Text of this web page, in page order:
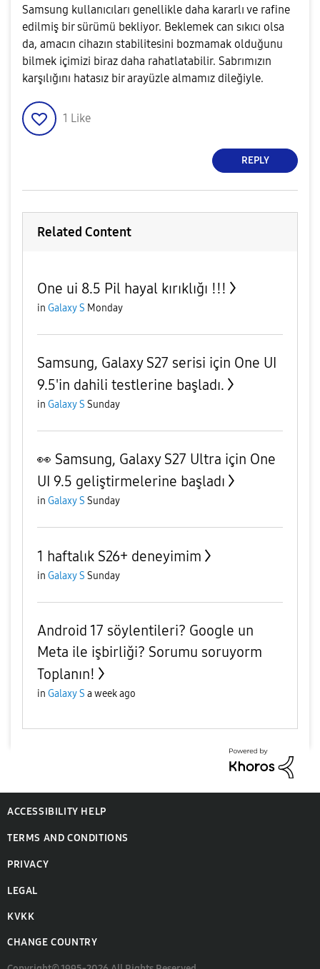
Samsung kullanıcıları genellikle daha kararlı ve rafine
edilmiş bir sürümü bekliyor. Beklemek can sıkıcı olsa
da, amacın cihazın stabilitesini bozmamak olduğunu
bilmek içimizi biraz daha rahatlatabilir. Sabrımızın
karşılığını hatasız bir arayüzle almamız dileğiyle.
1 Like
REPLY
Related Content
One ui 8.5 Pil hayal kırıklığı !!!
in Galaxy S Monday
Samsung, Galaxy S27 serisi için One UI
9.5'in dahili testlerine başladı.
in Galaxy S Sunday
👀 Samsung, Galaxy S27 Ultra için One
UI 9.5 geliştirmelerine başladı
in Galaxy S Sunday
1 haftalık S26+ deneyimim
in Galaxy S Sunday
Android 17 söylentileri? Google un
Meta ile işbirliği? Sorumu soruyorm
Toplanın!
in Galaxy S a week ago
ACCESSIBILITY HELP
TERMS AND CONDITIONS
PRIVACY
LEGAL
KVKK
CHANGE COUNTRY